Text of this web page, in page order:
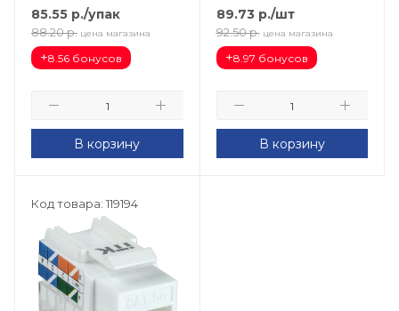
85.55 р./упак
88.20 р. цена магазина
+8.56 бонусов
В корзину
89.73р./шт
92.50 р. цена магазина
+8.97 бонусов
В корзину
Код товара: 119194